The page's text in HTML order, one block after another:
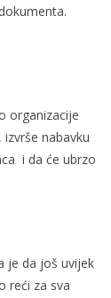
organizacije
nabavku
i da će ubrzo
je da još uvijek
reći za sva